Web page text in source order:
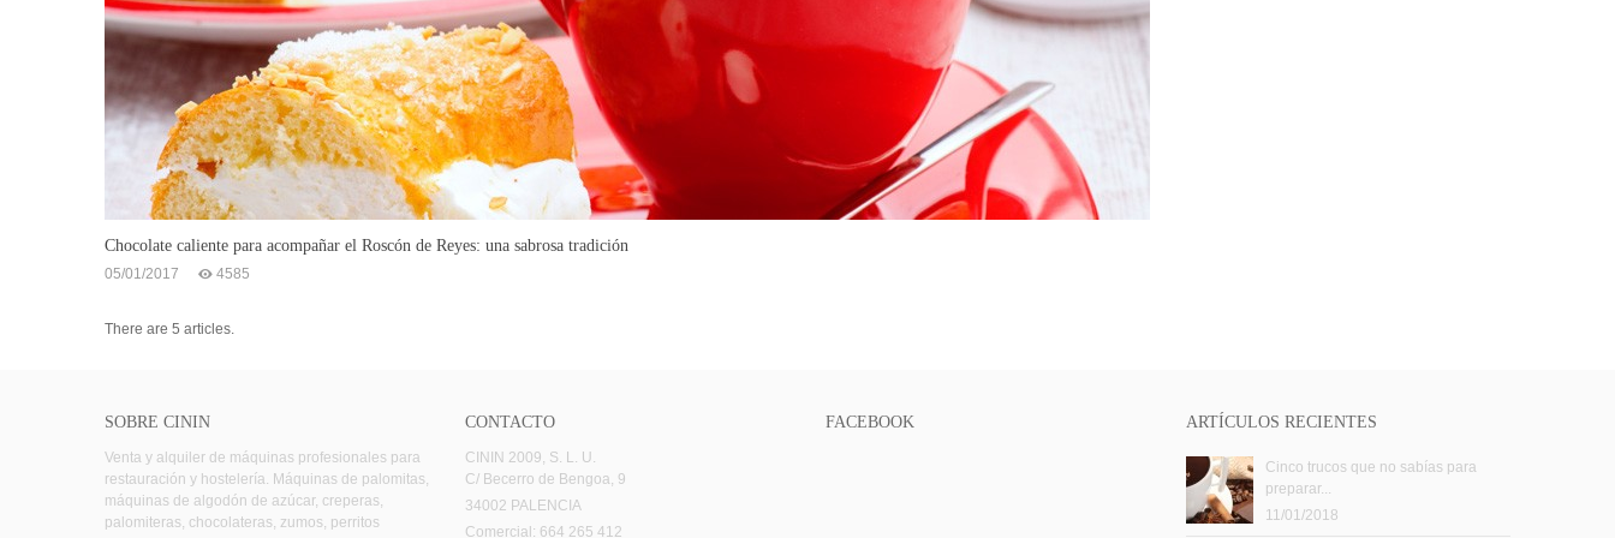
Chocolate caliente para acompañar el Roscón de Reyes: una sabrosa tradición
05/01/2017 4585
There are 5 articles.
SOBRE CININ
Venta y alquiler de máquinas profesionales para
restauración y hostelería. Máquinas de palomitas,
máquinas de algodón de azúcar, creperas,
palomiteras, chocolateras, zumos, perritos
CONTACTO
CININ 2009, S. L. U.
C/ Becerro de Bengoa, 9
34002 PALENCIA
Comercial: 664 265 412
FACEBOOK ARTÍCULOS RECIENTES
Cinco trucos que no sabías para
preparar...
11/01/2018